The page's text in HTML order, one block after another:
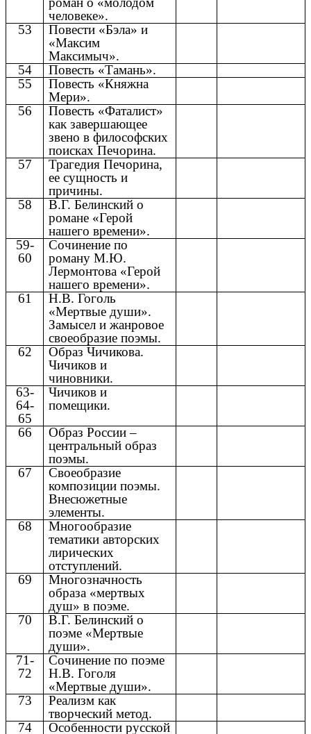
человеке».
53
Повести «Бэла» и
«Максим
Максимыч».
54
Повесть «Тамань».
55
Повесть «Княжна
Мери».
56
Повесть «Фаталист»
как завершающее
звено в философских
поисках Печорина.
57
Трагедия Печорина,
ее сущность и
причины.
58
В.Г. Белинский о
романе «Герой
нашего времени».
59-
60
Сочинение по
роману М.Ю.
Лермонтова «Герой
нашего времени».
61
Н.В. Гоголь
«Мертвые души».
Замысел и жанровое
своеобразие поэмы.
62
Образ Чичикова.
Чичиков и
чиновники.
63-
64-
65
Чичиков и
помещики.
66
Образ России –
центральный образ
поэмы.
67
Своеобразие
композиции поэмы.
Внесюжетные
элементы.
68
Многообразие
тематики авторских
лирических
отступлений.
69
Многозначность
образа «мертвых
душ» в поэме.
70
В.Г. Белинский о
поэме «Мертвые
души».
71-
72
Сочинение по поэме
Н.В. Гоголя
«Мертвые души».
73
Реализм как
творческий метод.
74
Особенности русской